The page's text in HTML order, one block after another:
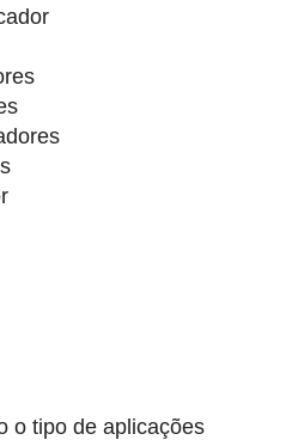
o tipo de aplicações